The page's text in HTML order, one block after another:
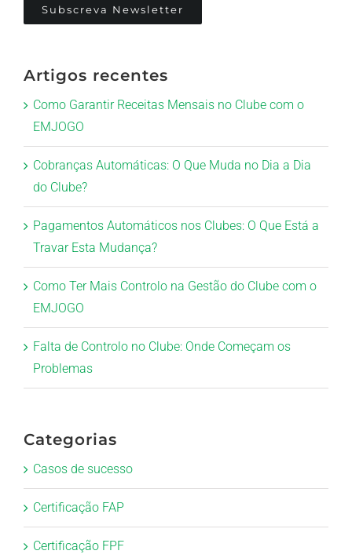
Subscreva Newsletter
Artigos recentes
Como Garantir Receitas Mensais no Clube com o
EMJOGO
Cobranças Automáticas: O Que Muda no Dia a Dia
do Clube?
Pagamentos Automáticos nos Clubes: O Que Está a
Travar Esta Mudança?
Como Ter Mais Controlo na Gestão do Clube com o
EMJOGO
Falta de Controlo no Clube: Onde Começam os
Problemas
Categorias
Casos de sucesso
Certificação FAP
Certificação FPF